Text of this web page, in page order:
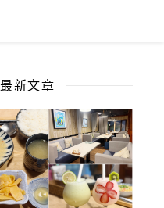
最新文章